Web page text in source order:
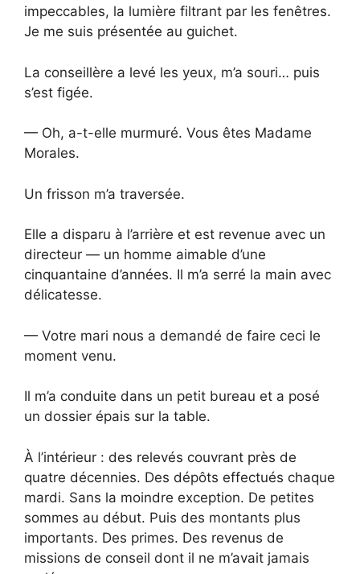
impeccables, la lumière filtrant par les fenêtres.
Je me suis présentée au guichet.
La conseillère a levé les yeux, m’a souri… puis
s’est figée.
— Oh, a-t-elle murmuré. Vous êtes Madame
Morales.
Un frisson m’a traversée.
Elle a disparu à l’arrière et est revenue avec un
directeur — un homme aimable d’une
cinquantaine d’années. Il m’a serré la main avec
délicatesse.
— Votre mari nous a demandé de faire ceci le
moment venu.
Il m’a conduite dans un petit bureau et a posé
un dossier épais sur la table.
À l’intérieur : des relevés couvrant près de
quatre décennies. Des dépôts effectués chaque
mardi. Sans la moindre exception. De petites
sommes au début. Puis des montants plus
importants. Des primes. Des revenus de
missions de conseil dont il ne m’avait jamais